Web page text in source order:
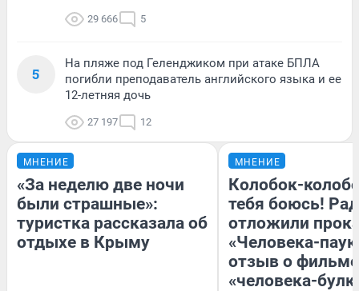
29 666 5
5
На пляже под Геленджиком при атаке БПЛА
погибли преподаватель английского языка и ее
12-летняя дочь
27 197 12
МНЕНИЕ
«За неделю две ночи
были страшные»:
туристка рассказала об
отдыхе в Крыму
МНЕНИЕ
Колобок-
тебя боюсь!
отложили
«Человека-
отзыв о
«человека-